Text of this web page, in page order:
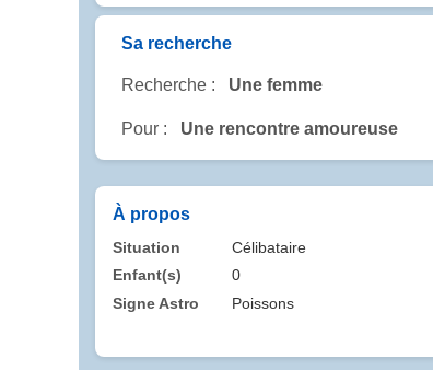
Sa recherche
Recherche : Une femme
Pour : Une rencontre amoureuse
À propos
Situation
Célibataire
Enfant(s)
0
Signe Astro
Poissons